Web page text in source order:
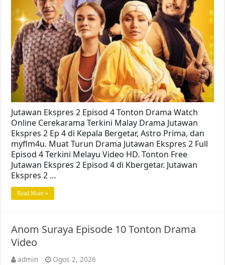
Jutawan Ekspres 2 Episod 4 Tonton Drama Watch
Online Cerekarama Terkini Malay Drama Jutawan
Ekspres 2 Ep 4 di Kepala Bergetar, Astro Prima, dan
myflm4u. Muat Turun Drama Jutawan Ekspres 2 Full
Episod 4 Terkini Melayu Video HD. Tonton Free
Jutawan Ekspres 2 Episod 4 di Kbergetar. Jutawan
Ekspres 2 …
Read More »
Anom Suraya Episode 10 Tonton Drama
Video
admin
Ogos 2, 2026